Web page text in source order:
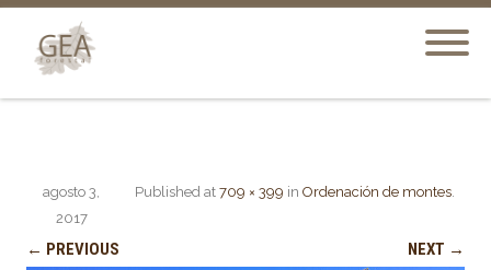
Published
agosto 3,
2017
at 709 × 399 in Ordenación de montes.
← PREVIOUS NEXT →